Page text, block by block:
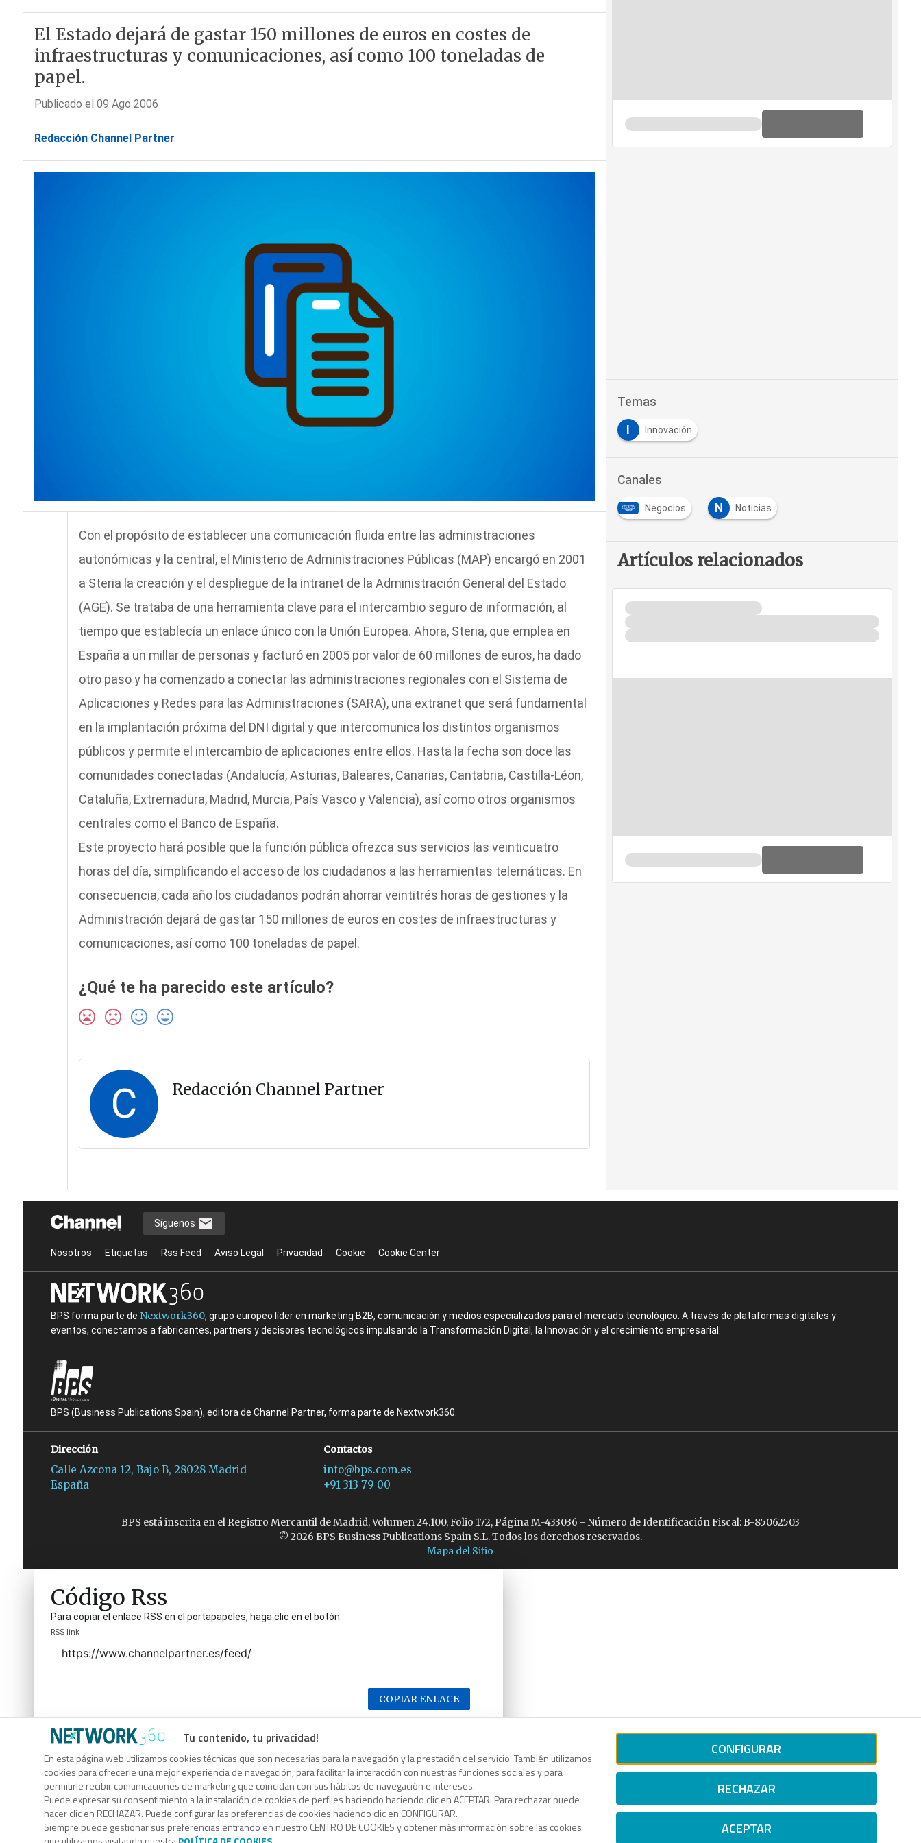
El Estado dejará de gastar 150 millones de euros en costes de
infraestructuras y comunicaciones, así como 100 toneladas de
papel.
Publicado el 09 Ago 2006
Redacción Channel Partner
Con el propósito de establecer una comunicación fluida entre las administraciones
autonómicas y la central, el Ministerio de Administraciones Públicas (MAP) encargó en 2001
a Steria la creación y el despliegue de la intranet de la Administración General del Estado
(AGE). Se trataba de una herramienta clave para el intercambio seguro de información, al
tiempo que establecía un enlace único con la Unión Europea. Ahora, Steria, que emplea en
España a un millar de personas y facturó en 2005 por valor de 60 millones de euros, ha dado
otro paso y ha comenzado a conectar las administraciones regionales con el Sistema de
Aplicaciones y Redes para las Administraciones (SARA), una extranet que será fundamental
en la implantación próxima del DNI digital y que intercomunica los distintos organismos
públicos y permite el intercambio de aplicaciones entre ellos. Hasta la fecha son doce las
comunidades conectadas (Andalucía, Asturias, Baleares, Canarias, Cantabria, Castilla-Léon,
Cataluña, Extremadura, Madrid, Murcia, País Vasco y Valencia), así como otros organismos
centrales como el Banco de España.
Este proyecto hará posible que la función pública ofrezca sus servicios las veinticuatro
horas del día, simplificando el acceso de los ciudadanos a las herramientas telemáticas. En
consecuencia, cada año los ciudadanos podrán ahorrar veintitrés horas de gestiones y la
Administración dejará de gastar 150 millones de euros en costes de infraestructuras y
comunicaciones, así como 100 toneladas de papel.
¿Qué te ha parecido este artículo?
C Redacción Channel Partner
Temas
Innovación
Canales
Negocios N Noticias
Artículos relacionados
Tu contenido, tu privacidad!
En esta página web utilizamos cookies técnicas que son necesarias para la navegación y la prestación del servicio. También utilizamos
cookies para ofrecerle una mejor experiencia de navegación, para facilitar la interacción con nuestras funciones sociales y para
permitirle recibir comunicaciones de marketing que coincidan con sus hábitos de navegación e intereses.
Puede expresar su consentimiento a la instalación de cookies de perfiles haciendo haciendo clic en ACEPTAR. Para rechazar puede
hacer clic en RECHAZAR. Puede configurar las preferencias de cookies haciendo clic en CONFIGURAR.
Siempre puede gestionar sus preferencias entrando en nuestro CENTRO DE COOKIES y obtener más información sobre las cookies
CONFIGURAR
RECHAZAR
ACEPTAR
Síguenos
Nosotros Etiquetas Rss Feed Aviso Legal Privacidad Cookie Cookie Center
BPS forma parte de Nextwork360, grupo europeo líder en marketing B2B, comunicación y medios especializados para el mercado tecnológico. A través de plataformas digitales y
eventos, conectamos a fabricantes, partners y decisores tecnológicos impulsando la Transformación Digital, la Innovación y el crecimiento empresarial.
BPS (Business Publications Spain), editora de Channel Partner, forma parte de Nextwork360.
Dirección
Calle Azcona 12, Bajo B, 28028 Madrid
España
Contactos
info@bps.com.es
+91 313 79 00
BPS está inscrita en el Registro Mercantil de Madrid, Volumen 24.100, Folio 172, Página M-433036 - Número de Identificación Fiscal: B-85062503
© 2026 BPS Business Publications Spain S.L. Todos los derechos reservados.
Mapa del Sitio
Código Rss
Para copiar el enlace RSS en el portapapeles, haga clic en el botón.
RSS link
COPIAR ENLACE
Código Rss
Para copiar el enlace RSS en el portapapeles, haga clic en el botón.